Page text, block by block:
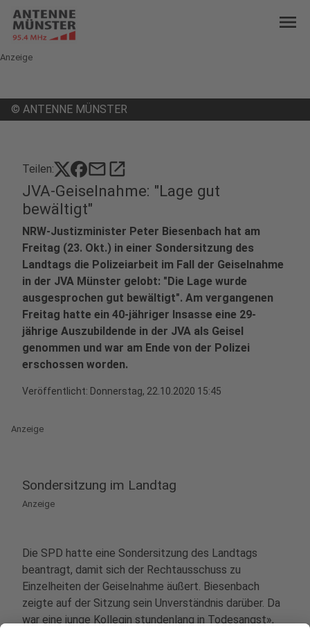
menu
Anzeige
© ANTENNE MÜNSTER
Teilen: mailopen_in_new
JVA-Geiselnahme: "Lage gut
bewältigt"
NRW-Justizminister Peter Biesenbach hat am
Freitag (23. Okt.) in einer Sondersitzung des
Landtags die Polizeiarbeit im Fall der Geiselnahme
in der JVA Münster gelobt: "Die Lage wurde
ausgesprochen gut bewältigt". Am vergangenen
Freitag hatte ein 40-jähriger Insasse eine 29-
jährige Auszubildende in der JVA als Geisel
genommen und war am Ende von der Polizei
erschossen worden.
Veröffentlicht: Donnerstag, 22.10.2020 15:45
Anzeige
Sondersitzung im Landtag
Anzeige
Die SPD hatte eine Sondersitzung des Landtags
beantragt, damit sich der Rechtausschuss zu
Einzelheiten der Geiselnahme äußert. Biesenbach
zeigte auf der Sitzung sein Unverständnis darüber. Da
war eine junge Kollegin stundenlang in Todesangst»,